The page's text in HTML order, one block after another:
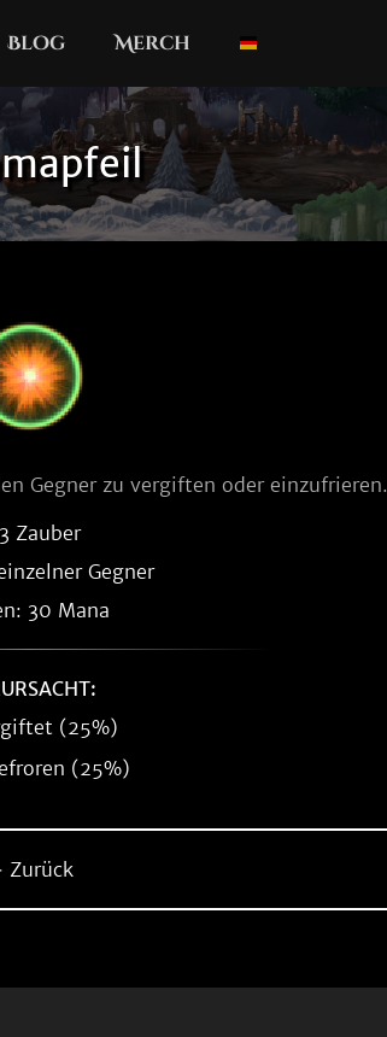
Blog Merch
Gegner zu vergiften oder einzufrieren.
Zauber
Gegner
30 Mana
(25%)
(25%)
Zurück